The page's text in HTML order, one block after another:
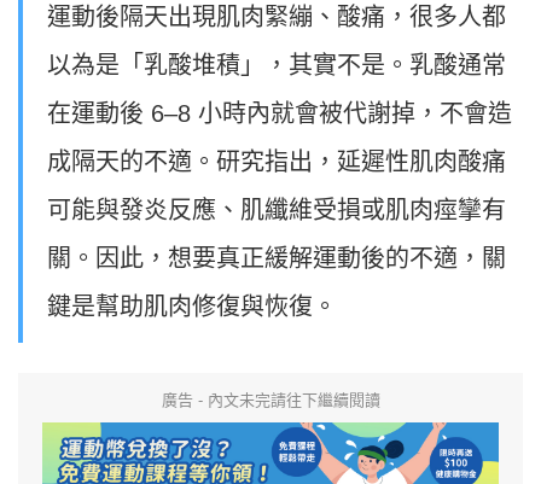
運動後隔天出現肌肉緊繃、酸痛，很多人都
以為是「乳酸堆積」，其實不是。乳酸通常
在運動後 6–8 小時內就會被代謝掉，不會造
成隔天的不適。研究指出，延遲性肌肉酸痛
可能與發炎反應、肌纖維受損或肌肉痙攣有
關。因此，想要真正緩解運動後的不適，關
鍵是幫助肌肉修復與恢復。
廣告 - 內文未完請往下繼續閱讀